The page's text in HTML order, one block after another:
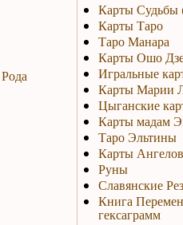
Карты
Карты Таро
Таро Манара
Карты Ошо
Игральные
Карты Марии
Цыганские
Карты мадам
Таро Эльтины
Карты
Руны
Славянские
Книга
гексаграмм